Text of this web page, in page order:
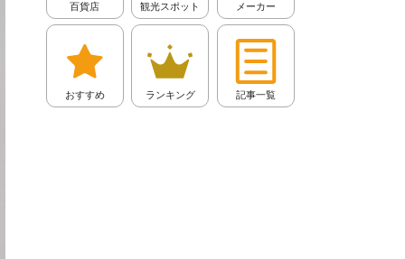
百貨店 観光スポット メーカー
おすすめ ランキング 記事一覧